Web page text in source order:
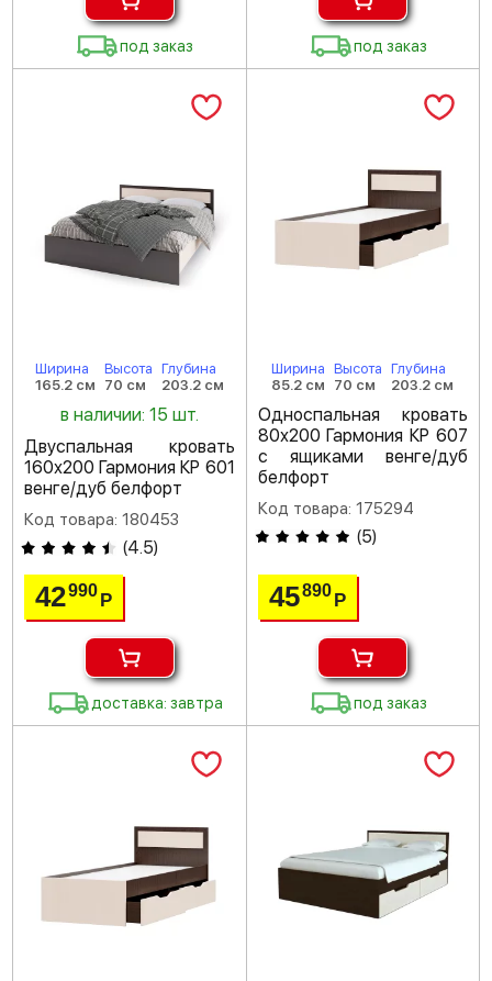
под заказ под заказ
Ширина
165.2 см
Высота
70 см
Глубина
203.2 см
в наличии: 15 шт.
Двуспальная кровать
160х200 Гармония КР 601
венге/дуб белфорт
Код товара: 180453
(4.5)
42990Р
доставка: завтра
Ширина
85.2 см
Высота
70 см
Глубина
203.2 см
Односпальная кровать
80х200 Гармония КР 607
с ящиками венге/дуб
белфорт
Код товара: 175294
(5)
45890 Р
под заказ